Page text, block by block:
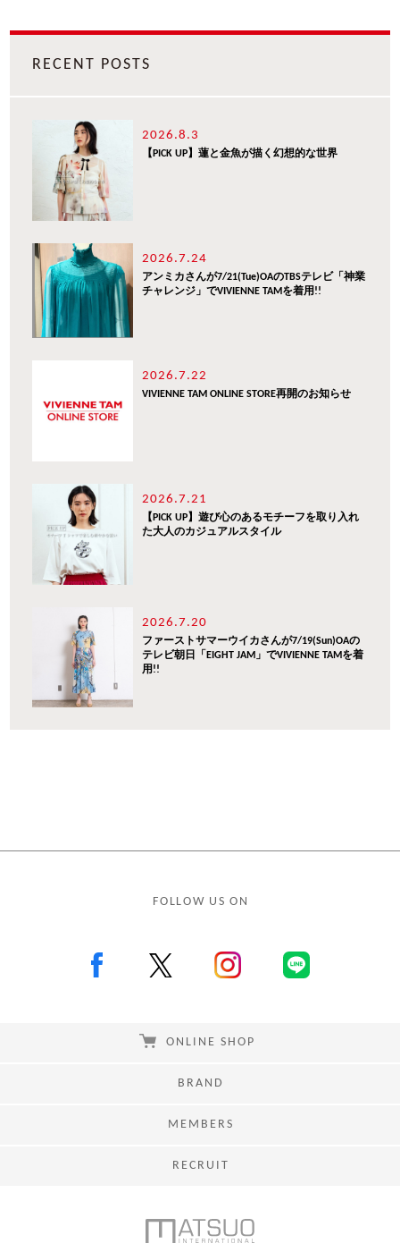
RECENT POSTS
2026.8.3
【PICK UP】蓮と金魚が描く幻想的な世界
2026.7.24
アンミカさんが7/21(Tue)OAのTBSテレビ「神業
チャレンジ」でVIVIENNE TAMを着用!!
2026.7.22
VIVIENNE TAM ONLINE STORE再開のお知らせ
2026.7.21
【PICK UP】遊び心のあるモチーフを取り入れ
た大人のカジュアルスタイル
2026.7.20
ファーストサマーウイカさんが7/19(Sun)OAの
テレビ朝日「EIGHT JAM」でVIVIENNE TAMを着
用!!
FOLLOW US ON
ONLINE SHOP
BRAND
MEMBERS
RECRUIT